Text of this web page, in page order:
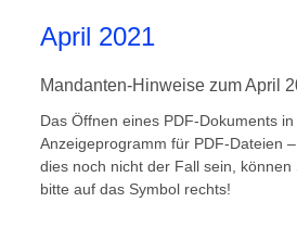
April 2021
Mandanten-Hinweise zum April
Das Öffnen eines PDF-Dokuments
Anzeigeprogramm für PDF-Dateien –
dies noch nicht der Fall sein,
bitte auf das Symbol rechts!